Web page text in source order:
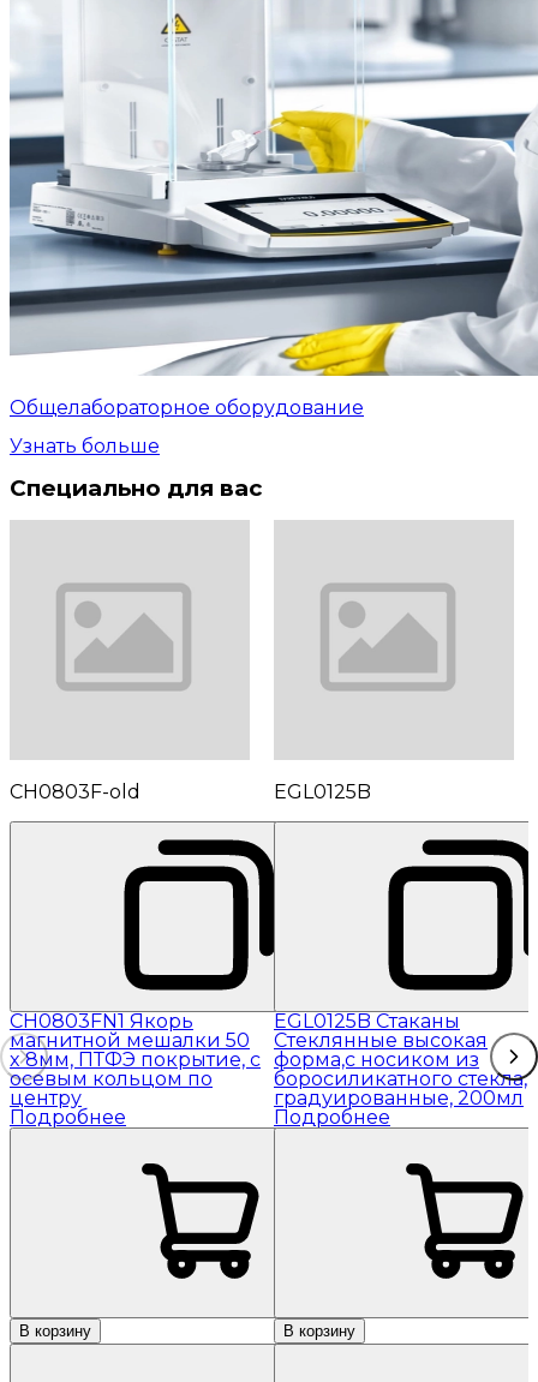
Общелабораторное оборудование
Узнать больше
Специально для вас
CH0803F-old
CH0803FN1 Якорь
магнитной мешалки 50
x 8мм, ПТФЭ покрытие, с
осевым кольцом по
центру
Подробнее
В корзину
EGL0125B
EGL0125B Стаканы
Стеклянные высокая
форма,с носиком из
боросиликатного стекла,
градуированные, 200мл
Подробнее
В корзину